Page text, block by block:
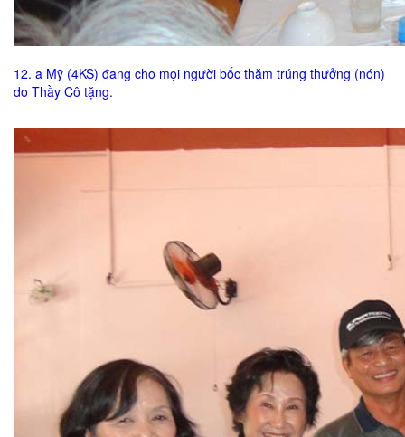
12. a Mỹ (4KS) đang cho mọi người bốc thăm trúng thưởng (nón)
do Thầy Cô tặng.